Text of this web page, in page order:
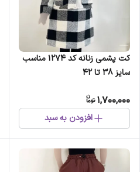
کت پشمی زنانه کد 1274 مناسب
سایز 38 تا 42
1,700,000
افزودن به سبد